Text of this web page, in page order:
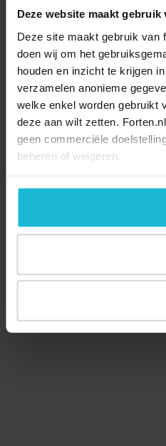
Deze website maakt gebruik
Deze site maakt gebruik van
doen wij om het
houden en inzicht te krijgen
verzamelen anonieme
welke enkel worden gebruikt
deze aan wilt zetten.
geen commerciële
beheren of weigeren.
© 2026 Stichting
Over ons
Doneer nu
Forten.nl wordt ondersteund